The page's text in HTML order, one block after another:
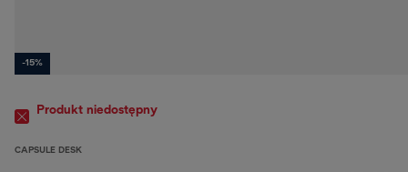
-15%
Produkt niedostępny
CAPSULE DESK